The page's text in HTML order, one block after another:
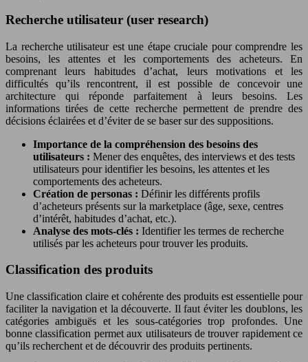
Recherche utilisateur (user research)
La recherche utilisateur est une étape cruciale pour comprendre les
besoins, les attentes et les comportements des acheteurs. En
comprenant leurs habitudes d’achat, leurs motivations et les
difficultés qu’ils rencontrent, il est possible de concevoir une
architecture qui réponde parfaitement à leurs besoins. Les
informations tirées de cette recherche permettent de prendre des
décisions éclairées et d’éviter de se baser sur des suppositions.
Importance de la compréhension des besoins des
utilisateurs : Mener des enquêtes, des interviews et des tests
utilisateurs pour identifier les besoins, les attentes et les
comportements des acheteurs.
Création de personas : Définir les différents profils
d’acheteurs présents sur la marketplace (âge, sexe, centres
d’intérêt, habitudes d’achat, etc.).
Analyse des mots-clés : Identifier les termes de recherche
utilisés par les acheteurs pour trouver les produits.
Classification des produits
Une classification claire et cohérente des produits est essentielle pour
faciliter la navigation et la découverte. Il faut éviter les doublons, les
catégories ambiguës et les sous-catégories trop profondes. Une
bonne classification permet aux utilisateurs de trouver rapidement ce
qu’ils recherchent et de découvrir des produits pertinents.